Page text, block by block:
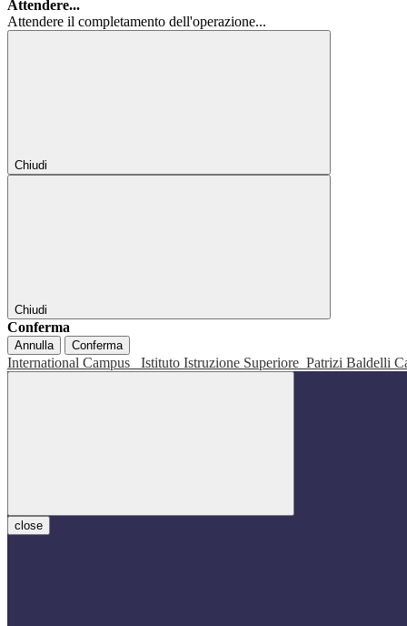
Attendere...
Attendere il completamento dell'operazione...
Chiudi
Chiudi
Conferma
Annulla Conferma
International Campus Istituto Istruzione Superiore Patrizi Baldelli
close